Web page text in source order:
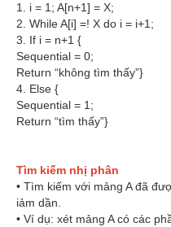
1. i = 1; A[n+1] = X;
2. While A[i] =! X do i = i+1;
3. If i = n+1 {
Sequential = 0;
Return “không tìm thấy”}
4. Else {
Sequential = 1;
Return “tìm thấy”}
Tìm kiếm nhị phân
• Tìm kiếm với mảng A đã
iảm dần.
• Ví dụ: xét mảng A có các